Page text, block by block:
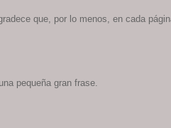
que, por lo menos, en cada
pequeña gran frase.